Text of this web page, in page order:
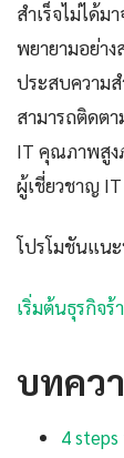
สำเร็จไม่ได้ม
พยายามอย่า
ประสบความ
สามารถติดต
IT คุณภาพสูง
ผู้เชี่ยวชาญ
โปรโมชันแน
เริ่มต้นธุรกิจ
บทคว
4